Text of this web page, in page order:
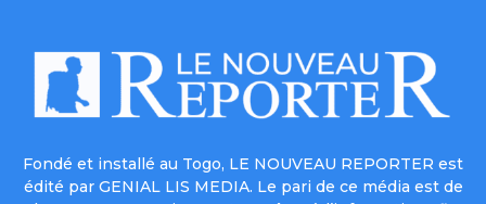
Fondé et installé au Togo, LE NOUVEAU REPORTER est
édité par GENIAL LIS MEDIA. Le pari de ce média est de